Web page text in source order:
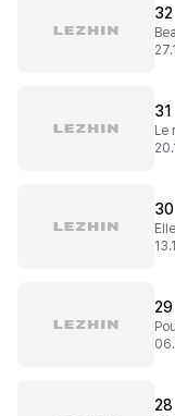
32
31
Le
30
29
28